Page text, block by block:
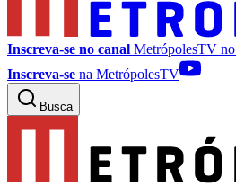
Inscreva-se no canal MetrópolesTV no
Inscreva-se na MetrópolesTV
Busca